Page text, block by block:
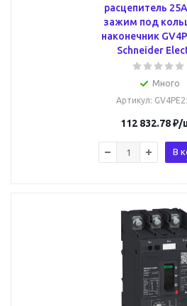
расцепитель
зажим под
наконечник
Schneider
Много
Артикул:
112 832.78₽/
В